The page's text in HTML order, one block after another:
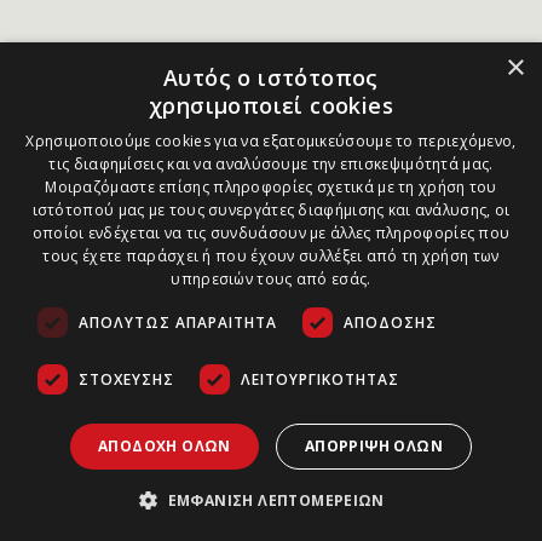
×
Αυτός ο ιστότοπος
χρησιμοποιεί cookies
Χρησιμοποιούμε cookies για να εξατομικεύσουμε το περιεχόμενο,
τις διαφημίσεις και να αναλύσουμε την επισκεψιμότητά μας.
Μοιραζόμαστε επίσης πληροφορίες σχετικά με τη χρήση του
ιστότοπού μας με τους συνεργάτες διαφήμισης και ανάλυσης, οι
οποίοι ενδέχεται να τις συνδυάσουν με άλλες πληροφορίες που
τους έχετε παράσχει ή που έχουν συλλέξει από τη χρήση των
υπηρεσιών τους από εσάς.
ΑΠΟΛΎΤΩΣ ΑΠΑΡΑΊΤΗΤΑ ΑΠΌΔΟΣΗΣ
ΣΤΌΧΕΥΣΗΣ ΛΕΙΤΟΥΡΓΙΚΌΤΗΤΑΣ
ΑΠΟΔΟΧΉ ΌΛΩΝ ΑΠΌΡΡΙΨΗ ΌΛΩΝ
ΕΜΦΆΝΙΣΗ ΛΕΠΤΟΜΕΡΕΙΏΝ